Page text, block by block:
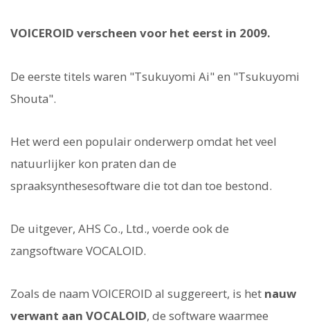
VOICEROID verscheen voor het eerst in 2009.
De eerste titels waren "Tsukuyomi Ai" en "Tsukuyomi
Shouta".
Het werd een populair onderwerp omdat het veel
natuurlijker kon praten dan de
spraaksynthesesoftware die tot dan toe bestond.
De uitgever, AHS Co., Ltd., voerde ook de
zangsoftware VOCALOID.
Zoals de naam VOICEROID al suggereert, is het nauw
verwant aan VOCALOID, de software waarmee